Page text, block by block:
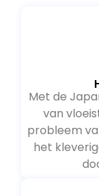
Met de
van
probleem
het